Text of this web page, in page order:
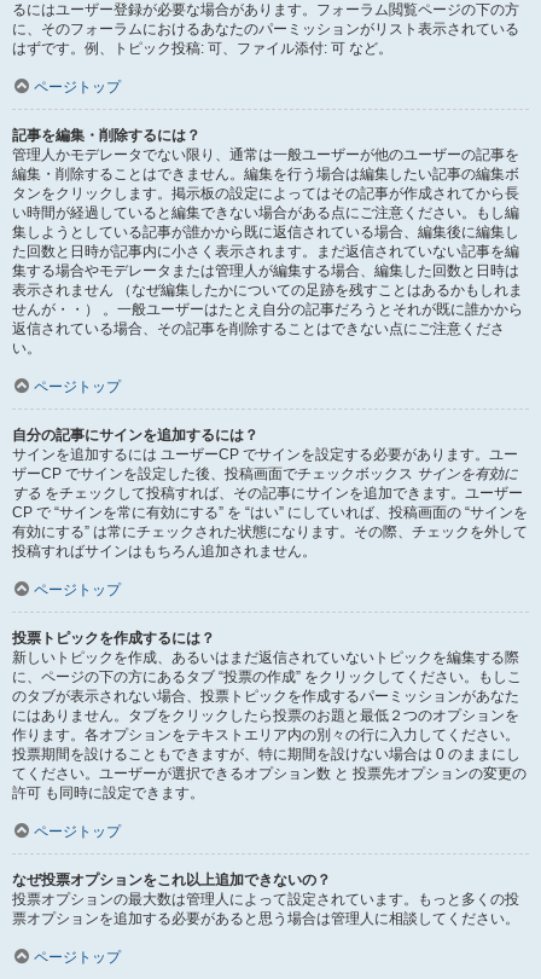
るにはユーザー登録が必要な場合があります。フォーラム閲覧ページの下の方
に、そのフォーラムにおけるあなたのパーミッションがリスト表示されている
はずです。例、トピック投稿: 可、ファイル添付: 可 など。
ページトップ
記事を編集・削除するには？
管理人かモデレータでない限り、通常は一般ユーザーが他のユーザーの記事を
編集・削除することはできません。編集を行う場合は編集したい記事の編集ボ
タンをクリックします。掲示板の設定によってはその記事が作成されてから長
い時間が経過していると編集できない場合がある点にご注意ください。もし編
集しようとしている記事が誰かから既に返信されている場合、編集後に編集し
た回数と日時が記事内に小さく表示されます。まだ返信されていない記事を編
集する場合やモデレータまたは管理人が編集する場合、編集した回数と日時は
表示されません （なぜ編集したかについての足跡を残すことはあるかもしれま
せんが・・） 。一般ユーザーはたとえ自分の記事だろうとそれが既に誰かから
返信されている場合、その記事を削除することはできない点にご注意くださ
い。
ページトップ
自分の記事にサインを追加するには？
サインを追加するには ユーザーCP でサインを設定する必要があります。ユー
ザーCP でサインを設定した後、投稿画面でチェックボックス サインを有効に
する をチェックして投稿すれば、その記事にサインを追加できます。ユーザー
CP で “サインを常に有効にする” を “はい” にしていれば、投稿画面の “サインを
有効にする” は常にチェックされた状態になります。その際、チェックを外して
投稿すればサインはもちろん追加されません。
ページトップ
投票トピックを作成するには？
新しいトピックを作成、あるいはまだ返信されていないトピックを編集する際
に、ページの下の方にあるタブ “投票の作成” をクリックしてください。もしこ
のタブが表示されない場合、投票トピックを作成するパーミッションがあなた
にはありません。タブをクリックしたら投票のお題と最低２つのオプションを
作ります。各オプションをテキストエリア内の別々の行に入力してください。
投票期間を設けることもできますが、特に期間を設けない場合は 0 のままにし
てください。ユーザーが選択できるオプション数 と 投票先オプションの変更の
許可 も同時に設定できます。
ページトップ
なぜ投票オプションをこれ以上追加できないの？
投票オプションの最大数は管理人によって設定されています。もっと多くの投
票オプションを追加する必要があると思う場合は管理人に相談してください。
ページトップ